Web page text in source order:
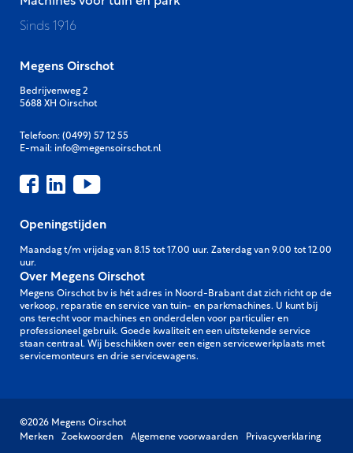
Sinds 1916
Megens Oirschot
Bedrijvenweg 2
5688 XH Oirschot
Telefoon: (0499) 57 12 55
E-mail: info@megensoirschot.nl
Openingstijden
Maandag t/m vrijdag van 8.15 tot 17.00 uur. Zaterdag van 9.00 tot 12.00
uur.
Over Megens Oirschot
Megens Oirschot bv is hét adres in Noord-Brabant dat zich richt op de
verkoop, reparatie en service van tuin- en parkmachines. U kunt bij
ons terecht voor machines en onderdelen voor particulier en
professioneel gebruik. Goede kwaliteit en een uitstekende service
staan centraal. Wij beschikken over een eigen servicewerkplaats met
servicemonteurs en drie servicewagens.
©2026 Megens Oirschot
Merken
Zoekwoorden Algemene voorwaarden Privacyverklaring